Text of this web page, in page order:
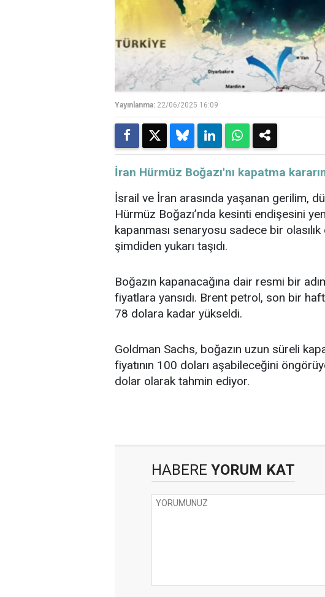
Yayınlanma: 22/06/2025 16:09
İran Hürmüz Boğazı'nı kapatma
İsrail ve İran arasında yaşanan gerilim,
Hürmüz Boğazı’nda kesinti endişesini
kapanması senaryosu sadece bir
şimdiden yukarı taşıdı.
Boğazın kapanacağına dair resmi bir
fiyatlara yansıdı. Brent petrol, son bir
78 dolara kadar yükseldi.
Goldman Sachs, boğazın uzun süreli
fiyatının 100 doları aşabileceğini
dolar olarak tahmin ediyor.
HABERE YORUM KAT